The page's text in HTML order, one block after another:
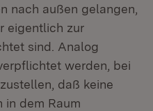
nach außen gelangen,
eigentlich zur
sind. Analog
werden, bei
daß keine
in dem Raum